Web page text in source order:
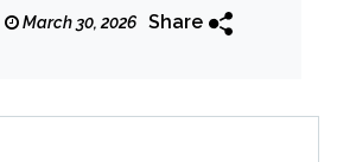
March 30, 2026 Share